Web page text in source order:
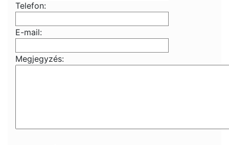
Telefon:
E-mail:
Megjegyzés: